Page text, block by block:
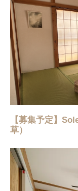
【募集予定】
草）